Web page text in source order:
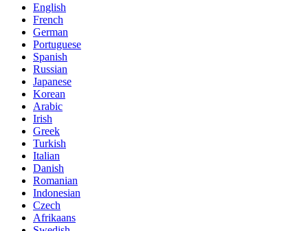
English
French
German
Portuguese
Spanish
Russian
Japanese
Korean
Arabic
Irish
Greek
Turkish
Italian
Danish
Romanian
Indonesian
Czech
Afrikaans